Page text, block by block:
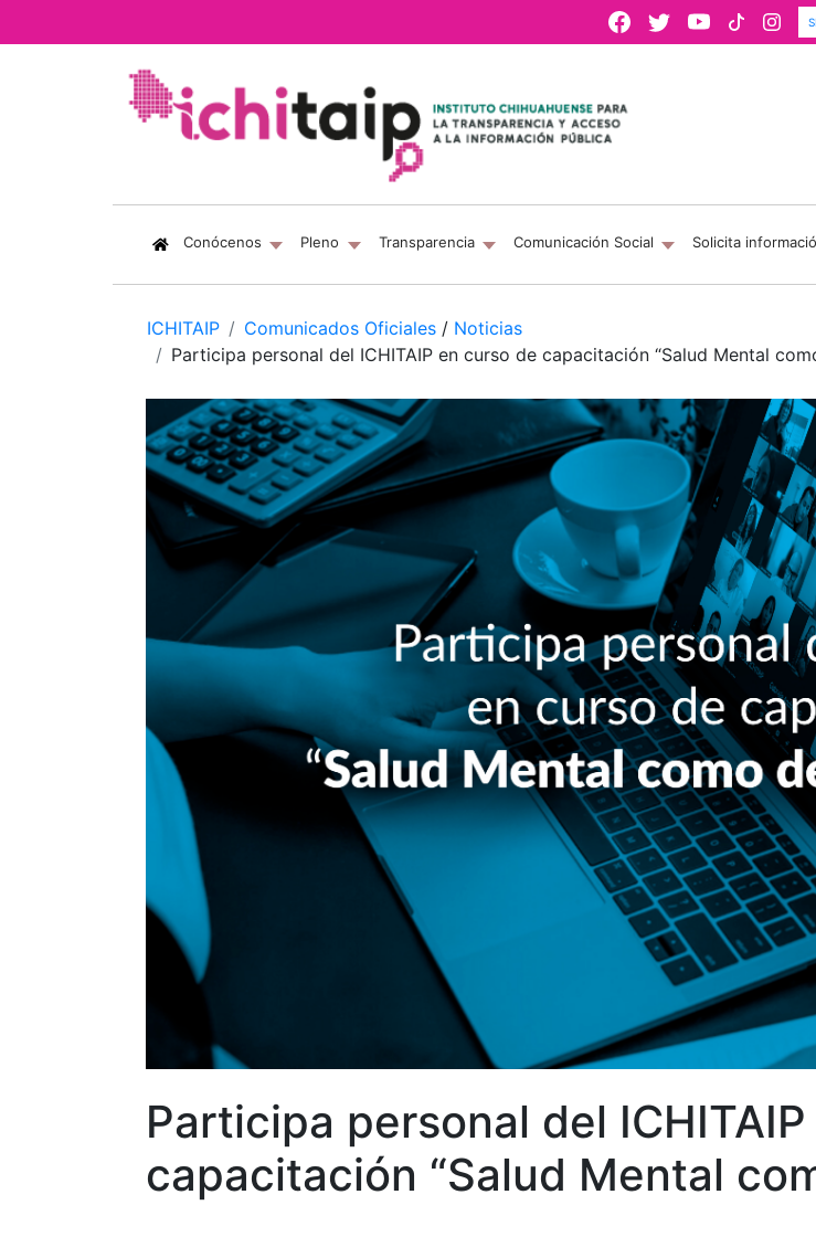
Conócenos (current)
Pleno Transparencia Comunicación Social Solicita
ICHITAIP Comunicados Oficiales / Noticias
Participa personal del ICHITAIP en curso de capacitación “Salud Mental
Participa personal del
capacitación “Salud Mental